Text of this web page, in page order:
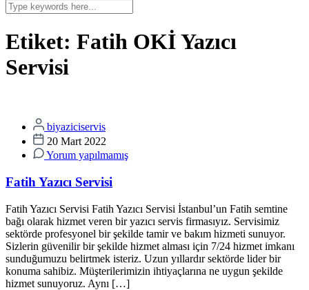
Etiket: Fatih OKİ Yazıcı
Servisi
biyaziciservis
20 Mart 2022
Yorum yapılmamış
Fatih Yazıcı Servisi
Fatih Yazıcı Servisi Fatih Yazıcı Servisi İstanbul’un Fatih semtine
bağı olarak hizmet veren bir yazıcı servis firmasıyız. Servisimiz
sektörde profesyonel bir şekilde tamir ve bakım hizmeti sunuyor.
Sizlerin güvenilir bir şekilde hizmet alması için 7/24 hizmet imkanı
sunduğumuzu belirtmek isteriz. Uzun yıllardır sektörde lider bir
konuma sahibiz. Müşterilerimizin ihtiyaçlarına ne uygun şekilde
hizmet sunuyoruz. Aynı […]